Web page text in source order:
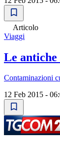
Articolo
Viaggi
Le
Contaminazioni
12 Feb 2015 -